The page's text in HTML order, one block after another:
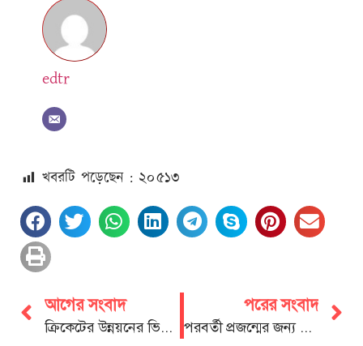
edtr
খবরটি পড়েছেন : ২০৫১৩
আগের সংবাদ
ক্রিকেটের উন্নয়নের ভিত্তি তৈরি করেছিলেন কোকো: ডা. শাহাদাত
পরের সংবাদ
পরবর্তী প্রজন্মের জন্য ক্লিন, গ্রিন, হেলদি চট্টগ্রাম গড়তে চাই:ডা. শাহাদাত